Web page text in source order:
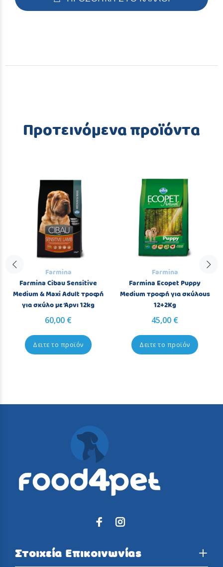
Προτεινόμενα προϊόντα
Farmina
Farmina Cibau Sensitive
Medium & Maxi Adult τροφή
για σκύλο με Άρνι 12kg
60,00 €
Δειτε το προϊόν
Farmina
Farmina Ecopet Puppy
Medium τροφή για σκύλους
12+2Kg
45,00 €
Δειτε το προϊόν
Στοιχεία Επικοινωνίας